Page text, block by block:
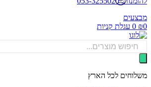
0 עגלת קניות
לכל הארץ